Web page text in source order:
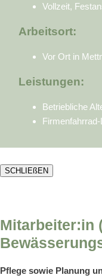
Vollzeit,
Arbeitsort:
Vor Ort in
Leistungen:
Betriebliche
SCHLIEßEN
Mitarbeiter:in
Pflege sowie Planung